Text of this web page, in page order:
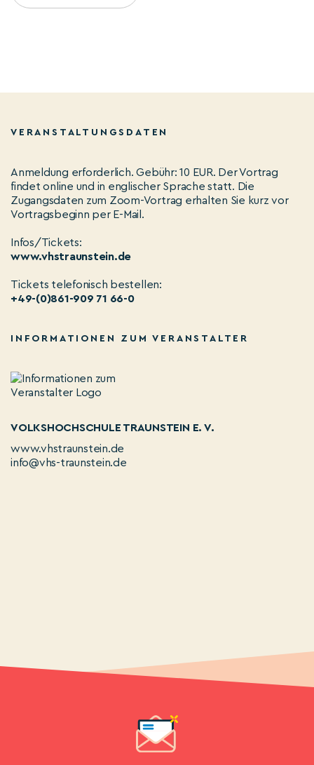
VERANSTALTUNGSDATEN
Anmeldung erforderlich. Gebühr: 10 EUR. Der Vortrag
findet online und in englischer Sprache statt. Die
Zugangsdaten zum Zoom-Vortrag erhalten Sie kurz vor
Vortragsbeginn per E-Mail.
Infos/Tickets:
www.vhstraunstein.de
Tickets telefonisch bestellen:
+49-(0)861-909 71 66-0
INFORMATIONEN ZUM VERANSTALTER
VOLKSHOCHSCHULE TRAUNSTEIN E. V.
www.vhstraunstein.de
info@vhs-traunstein.de